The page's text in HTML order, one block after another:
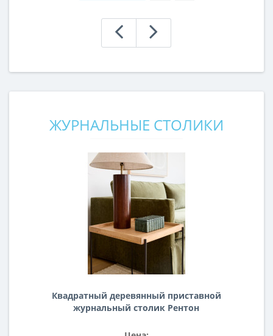
ЖУРНАЛЬНЫЕ СТОЛИКИ
Квадратный деревянный приставной
журнальный столик Рентон